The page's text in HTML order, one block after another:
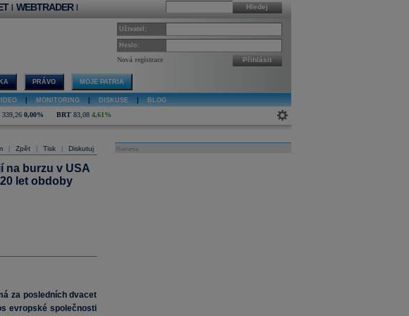
Hledej
| WEBTRADER |
Uživatel:
Heslo:
Nová registrace Přihlásit
PRÁVO MOJE PATRIA
MONITORING DISKUSE BLOG
339,26 0,00% BRT 83,08 4,61%
Zpět Tisk Diskutuj
na burzu v USA
let obdoby
za posledních dvacet
evropské společnosti
Reklama